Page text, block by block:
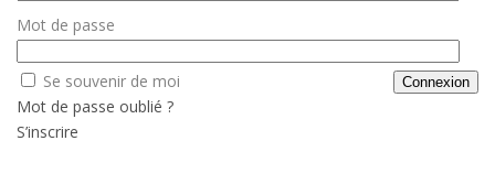
Mot de passe
Se souvenir de moi
Mot de passe oublié ?
S’inscrire